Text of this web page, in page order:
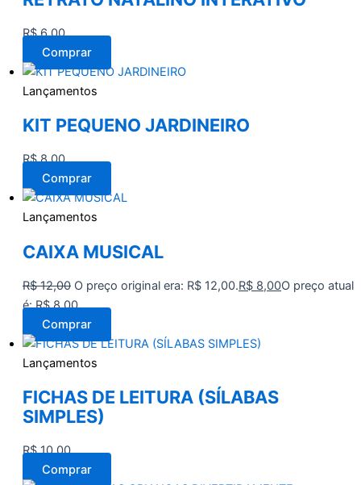
R$6,00
Comprar
Lançamentos
KIT PEQUENO JARDINEIRO
R$8,00
Comprar
Lançamentos
CAIXA MUSICAL
R$12,00 O preço original era: R$ 12,00.R$ 8,00O preço atual
é: R$ 8,00.
Comprar
Lançamentos
FICHAS DE LEITURA (SÍLABAS
SIMPLES)
R$10,00
Comprar